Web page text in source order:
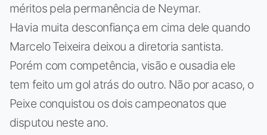
méritos pela permanência de Neymar.
Havia muita desconfiança em cima dele quando
Marcelo Teixeira deixou a diretoria santista.
Porém com competência, visão e ousadia ele
tem feito um gol atrás do outro. Não por acaso, o
Peixe conquistou os dois campeonatos que
disputou neste ano.